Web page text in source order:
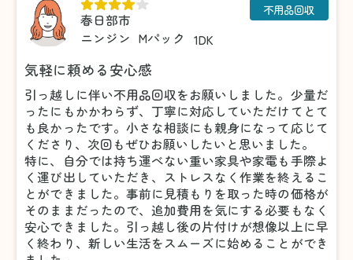
春日部市
ニンジン Mパック 1DK
不用品回収
気軽に頼める安心感
引っ越しに伴い不用品回収をお願いしました。少量だ
ったにもかかわらず、丁寧に対応していただけてとて
も良かったです。小さな相談にも親身になって応じて
くださり、次回もぜひお願いしたいと思いました。
特に、自分では持ち運べない重い家具や家電も手際よ
く運び出していただき、ストレスなく作業を終えるこ
とができました。事前に見積もりを取った時の価格が
そのままだったので、追加費用を気にする必要もなく
安心できました。引っ越し後の片付けが想像以上に早
く終わり、新しい生活をスムーズに始めることができ